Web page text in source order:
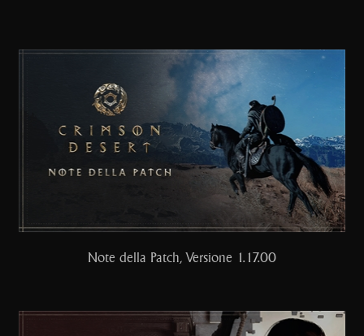
Note della Patch, Versione 1.17.00